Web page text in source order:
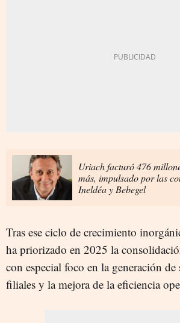
Uriach facturó 476
más, impulsado por las
Ineldéa y Bebegel
Tras ese ciclo de crecimiento
ha priorizado en 2025 la
con especial foco en la generación de
filiales y la mejora de la eficiencia